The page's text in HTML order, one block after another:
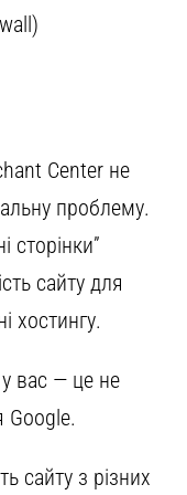
Center не
проблему.
сторінки”
сайту для
хостингу.
вас — це не
Google.
сайту з різних